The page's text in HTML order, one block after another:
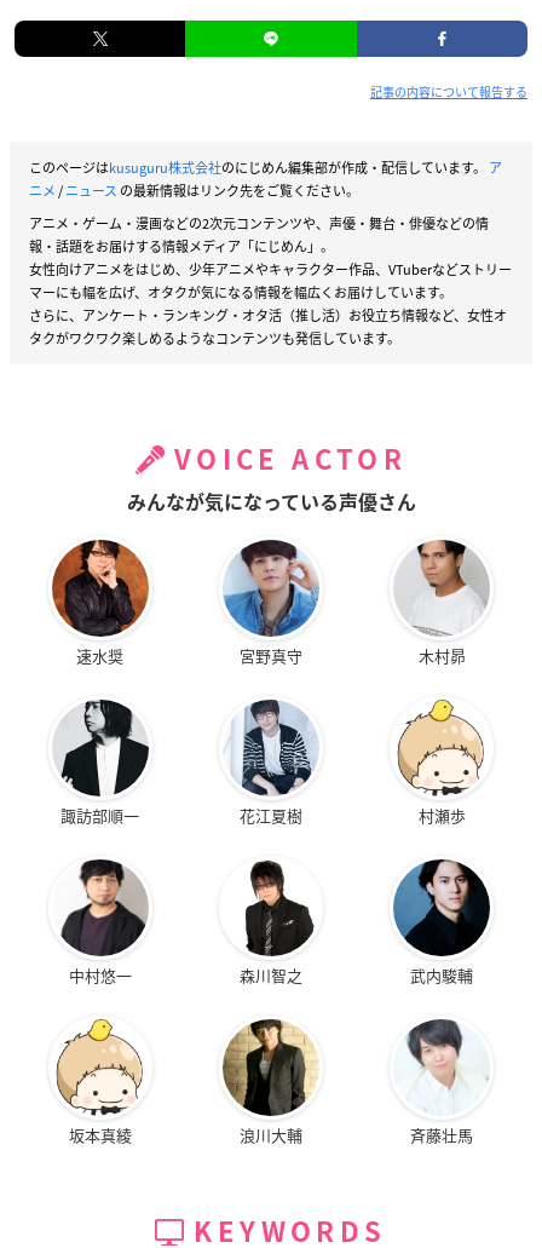
記事の内容について報告する
このページはkusuguru株式会社のにじめん編集部が作成・配信しています。 ア
ニメ/ニュース の最新情報はリンク先をご覧ください。
アニメ・ゲーム・漫画などの2次元コンテンツや、声優・舞台・俳優などの情
報・話題をお届けする情報メディア「にじめん」。
女性向けアニメをはじめ、少年アニメやキャラクター作品、VTuberなどストリー
マーにも幅を広げ、オタクが気になる情報を幅広くお届けしています。
さらに、アンケート・ランキング・オタ活（推し活）お役立ち情報など、女性オ
タクがワクワク楽しめるようなコンテンツも発信しています。
VOICE ACTOR
みんなが気になっている声優さん
速水奨 宮野真守 木村昴
諏訪部順一 花江夏樹 村瀬歩
中村悠一 森川智之 武内駿輔
坂本真綾 浪川大輔 斉藤壮馬
KEYWORDS